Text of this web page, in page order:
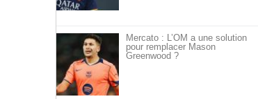
Mercato : L’OM a une solution
pour remplacer Mason
Greenwood ?